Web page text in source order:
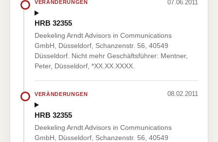
VERÄNDERUNGEN 07.06.2011
HRB 32355
Deekeling Arndt Advisors in Communications
GmbH, Düsseldorf, Schanzenstr. 56, 40549
Düsseldorf. Nicht mehr Geschäftsführer: Mentner,
Peter, Düsseldorf, *XX.XX.XXXX.
VERÄNDERUNGEN 08.02.2011
HRB 32355
Deekeling Arndt Advisors in Communications
GmbH, Düsseldorf, Schanzenstr. 56, 40549